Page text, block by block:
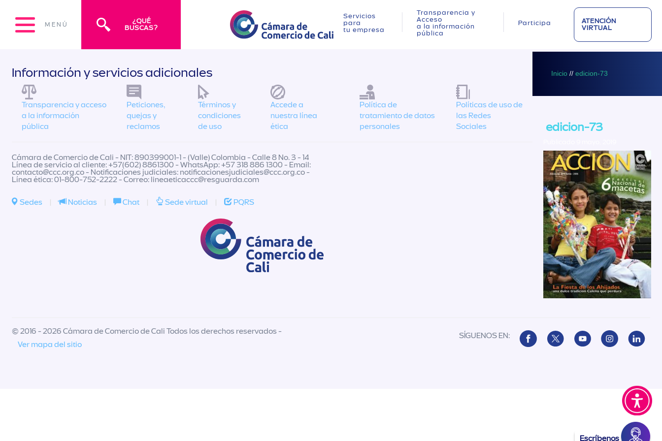
MENÚ
¿QUÉ
BUSCAS?
Servicios
para
tu empresa
Transparencia y
Acceso
a la información
pública
Participa
ATENCIÓN
VIRTUAL
Inicio // edicion-73
edicion-73
Escríbenos
Información y servicios adicionales
Transparencia y acceso
a la información
pública
Peticiones,
quejas y
reclamos
Términos y
condiciones
de uso
Accede a
nuestra línea
ética
Política de
tratamiento de datos
personales
Políticas de uso de
las Redes
Sociales
Cámara de Comercio de Cali - NIT: 890399001-1 - (Valle) Colombia - Calle 8 No. 3 - 14
Línea de servicio al cliente: +57(602) 8861300 - WhatsApp: +57 318 886 1300 - Email:
contacto@ccc.org.co- Notificaciones judiciales: notificacionesjudiciales@ccc.org.co-
Línea ética: 01-800-752-2222 - Correo: lineaeticaccc@resguarda.com
Sedes | Noticias | Chat | Sede virtual | PQRS
© 2016 - 2026 Cámara de Comercio de Cali Todos los derechos reservados -
Ver mapa del sitio
SÍGUENOS EN: